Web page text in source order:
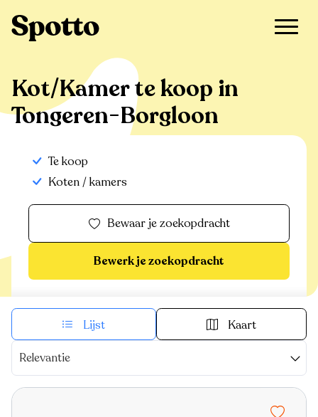
Tongeren-Borgloon
Kot/Kamer te koop in
Tongeren-Borgloon
Te koop
Koten / kamers
Bewaar je zoekopdracht
Bewerk je zoekopdracht
Lijst Kaart
Relevantie